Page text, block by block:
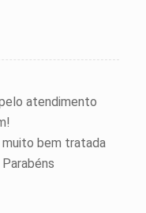
atendimento
bem tratada